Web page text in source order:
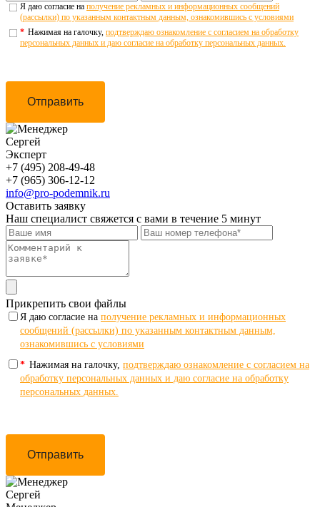
Я даю согласие на получение рекламных и информационных сообщений
(рассылки) по указанным контактным данным, ознакомившись с условиями
* Нажимая на галочку, подтверждаю ознакомление с согласием на обработку
персональных данных и даю согласие на обработку персональных данных.
Отправить
Сергей
Эксперт
+7 (495) 208-49-48
+7 (965) 306-12-12
info@pro-podemnik.ru
Оставить заявку
Наш специалист свяжется с вами в течение 5 минут
Прикрепить свои файлы
Я даю согласие на получение рекламных и информационных
сообщений (рассылки) по указанным контактным данным,
ознакомившись с условиями
* Нажимая на галочку, подтверждаю ознакомление с согласием на
обработку персональных данных и даю согласие на обработку
персональных данных.
Отправить
Сергей